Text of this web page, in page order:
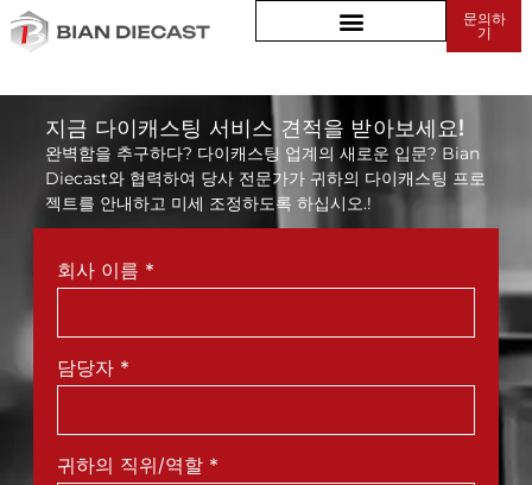
문의하
기
산업용 조명 하우징
지금 다이캐스팅 서비스 견적을 받아보세요!
완벽함을 추구하다? 다이캐스팅 업계의 새로운 입문? Bian
Diecast와 협력하여 당사 전문가가 귀하의 다이캐스팅 프로
젝트를 안내하고 미세 조정하도록 하십시오.!
회사 이름 *
담당자 *
귀하의 직위/역할 *